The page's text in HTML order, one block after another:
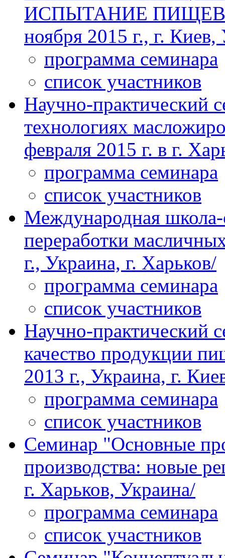
ИСПЫТАНИЕ
ноября 2015 г., г. Киев,
программа семинара
список участников
Научно-практический
технологиях
февраля 2015 г. в г.
программа семинара
список участников
Международная
переработки
г., Украина, г. Харьков/
программа семинара
список участников
Научно-практический
качество продукции
2013 г., Украина, г.
программа семинара
список участников
Семинар "Основные
производства: новые
г. Харьков, Украина/
программа семинара
список участников